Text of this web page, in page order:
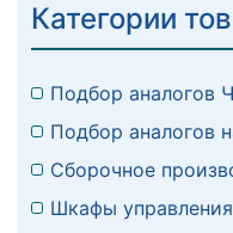
Категории
Подбор аналогов
Подбор аналогов
Сборочное
Шкафы управления